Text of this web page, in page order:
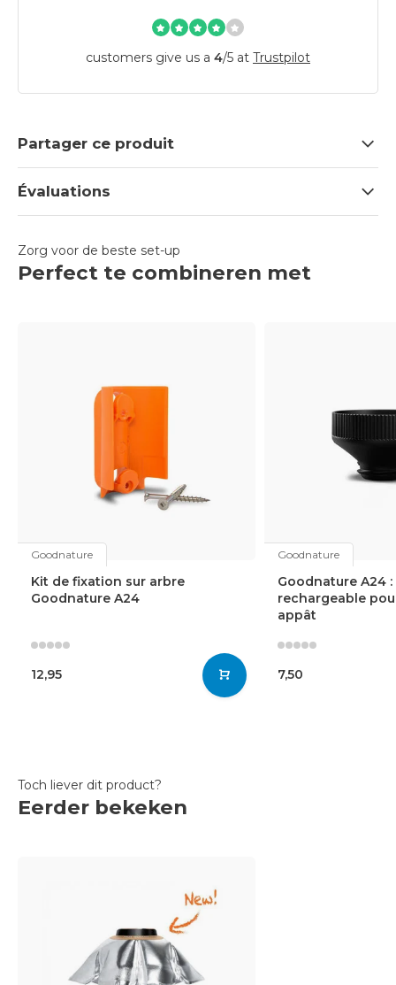
customers give us a 4/5 at Trustpilot
Partager ce produit
Évaluations
Zorg voor de beste set-up
Perfect te combineren met
Goodnature
Kit de fixation sur arbre
Goodnature A24
12,95
Goodnature
Goodnature A24
rechargeable
appât
7,50
Toch liever dit product?
Eerder bekeken